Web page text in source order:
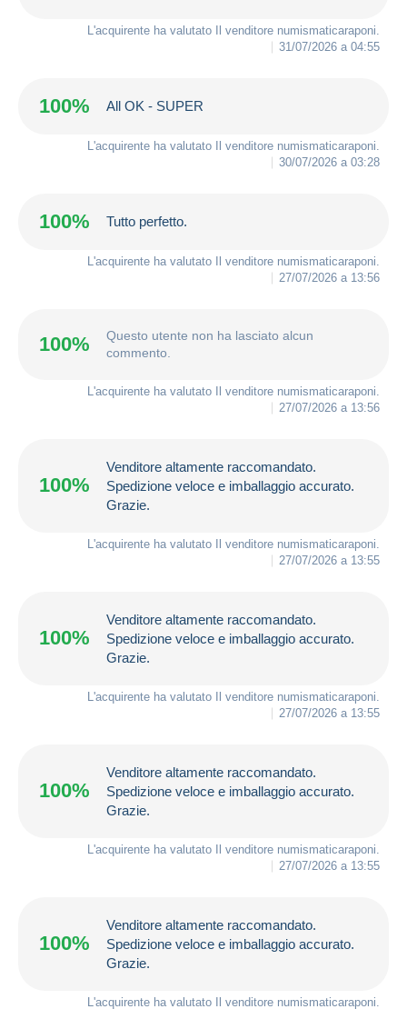
L'acquirente ha valutato Il venditore numismaticaraponi
31/07/2026 a 04:55
100% All OK - SUPER
L'acquirente ha valutato Il venditore numismaticaraponi
30/07/2026 a 03:28
100% Tutto perfetto.
L'acquirente ha valutato Il venditore numismaticaraponi
27/07/2026 a 13:56
100%
Questo utente non ha lasciato alcun
commento.
L'acquirente ha valutato Il venditore numismaticaraponi
27/07/2026 a 13:56
100%
Venditore altamente raccomandato.
Spedizione veloce e imballaggio accurato.
Grazie.
L'acquirente ha valutato Il venditore numismaticaraponi
27/07/2026 a 13:55
100%
Venditore altamente raccomandato.
Spedizione veloce e imballaggio accurato.
Grazie.
L'acquirente ha valutato Il venditore numismaticaraponi
27/07/2026 a 13:55
100%
Venditore altamente raccomandato.
Spedizione veloce e imballaggio accurato.
Grazie.
L'acquirente ha valutato Il venditore numismaticaraponi
27/07/2026 a 13:55
100%
Venditore altamente raccomandato.
Spedizione veloce e imballaggio accurato.
Grazie.
L'acquirente ha valutato Il venditore numismaticaraponi